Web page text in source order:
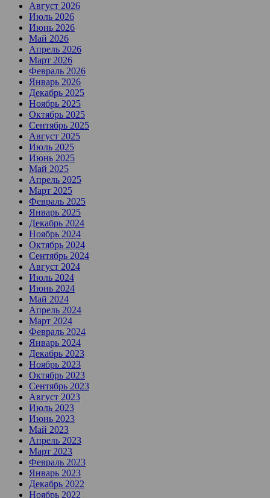
Август 2026
Июль 2026
Июнь 2026
Май 2026
Апрель 2026
Март 2026
Февраль 2026
Январь 2026
Декабрь 2025
Ноябрь 2025
Октябрь 2025
Сентябрь 2025
Август 2025
Июль 2025
Июнь 2025
Май 2025
Апрель 2025
Март 2025
Февраль 2025
Январь 2025
Декабрь 2024
Ноябрь 2024
Октябрь 2024
Сентябрь 2024
Август 2024
Июль 2024
Июнь 2024
Май 2024
Апрель 2024
Март 2024
Февраль 2024
Январь 2024
Декабрь 2023
Ноябрь 2023
Октябрь 2023
Сентябрь 2023
Август 2023
Июль 2023
Июнь 2023
Май 2023
Апрель 2023
Март 2023
Февраль 2023
Январь 2023
Декабрь 2022
Ноябрь 2022